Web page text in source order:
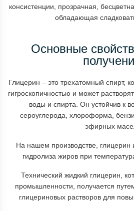
консистенции, прозрачная,
обладающая
Основные
Глицерин – это трехатомный спирт,
гигроскопичностью и может
воды и спирта. Он устойчив к
сероуглерода, хлороформа,
эфирных
На нашем производстве, глицерин
гидролиза жиров при
Технический жидкий глицерин,
промышленности, получается
глицериновых растворов для